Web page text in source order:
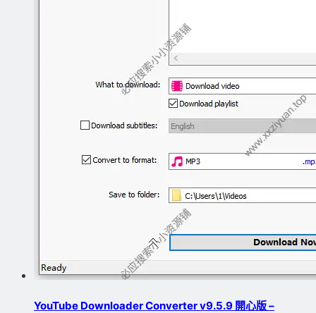
YouTube Downloader Converter v9.5.9 開心版 –